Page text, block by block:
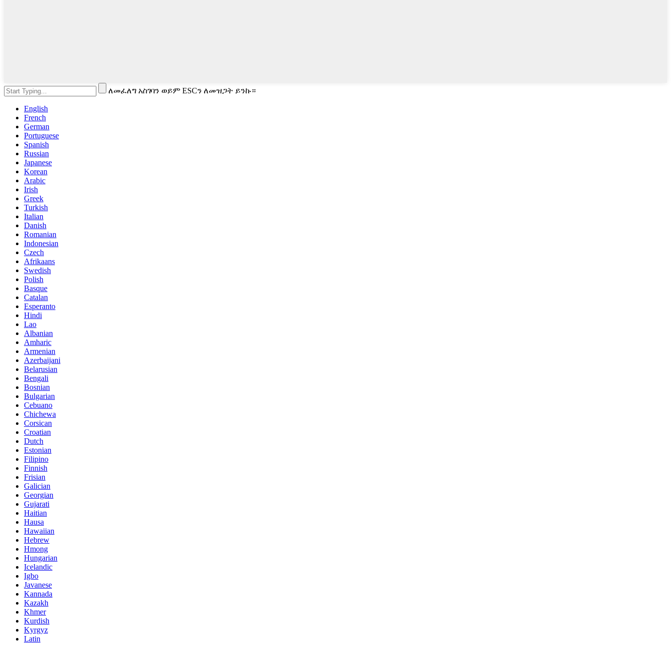
ለመፈለግ አስገባን ወይም ESCን ለመዝጋት ይንኩ።
English
French
German
Portuguese
Spanish
Russian
Japanese
Korean
Arabic
Irish
Greek
Turkish
Italian
Danish
Romanian
Indonesian
Czech
Afrikaans
Swedish
Polish
Basque
Catalan
Esperanto
Hindi
Lao
Albanian
Amharic
Armenian
Azerbaijani
Belarusian
Bengali
Bosnian
Bulgarian
Cebuano
Chichewa
Corsican
Croatian
Dutch
Estonian
Filipino
Finnish
Frisian
Galician
Georgian
Gujarati
Haitian
Hausa
Hawaiian
Hebrew
Hmong
Hungarian
Icelandic
Igbo
Javanese
Kannada
Kazakh
Khmer
Kurdish
Kyrgyz
Latin